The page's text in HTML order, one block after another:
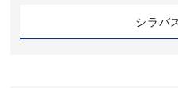
シラバ